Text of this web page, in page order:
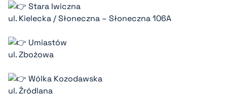
Stara Iwiczna
ul. Kielecka / Słoneczna – Słoneczna 106A
Umiastów
ul. Zbożowa
Wólka Kozodawska
ul. Źródlana